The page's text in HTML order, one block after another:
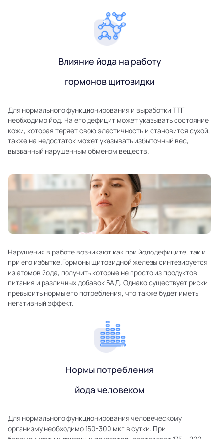
Влияние йода на работу
гормонов щитовидки
Для нормального функционирования и выработки ТТГ
необходимо йод. На его дефицит может указывать состояние
кожи, которая теряет свою эластичность и становится сухой,
также на недостаток может указывать избыточный вес,
вызванный нарушенным обменом веществ.
Нарушения в работе возникают как при йододефиците, так и
при его избытке.Гормоны щитовидной железы синтезируется
из атомов йода, получить которые не просто из продуктов
питания и различных добавок БАД. Однако существует риски
превысить нормы его потребления, что также будет иметь
негативный эффект.
Нормы потребления
йода человеком
Для нормального функционирования человеческому
организму необходимо 150-300 мкг в сутки. При